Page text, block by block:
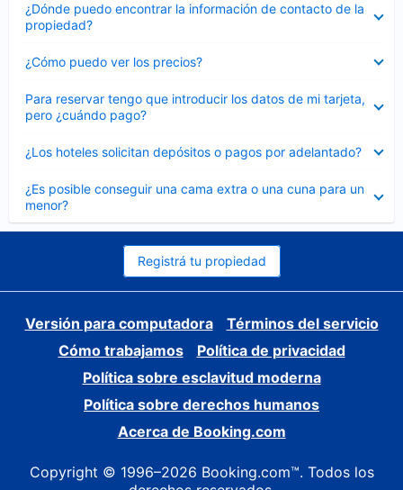
¿Dónde puedo encontrar la información de contacto de la
propiedad?
cerrado
¿Cómo puedo ver los precios?
cerrado
Para reservar tengo que introducir los datos de mi tarjeta,
pero ¿cuándo pago?
cerrado
¿Los hoteles solicitan depósitos o pagos por adelantado?
cerrado
¿Es posible conseguir una cama extra o una cuna para un
menor?
cerrado
Registrá tu propiedad
Versión para computadora
Términos del servicio
Cómo trabajamos
Política de privacidad
Política sobre esclavitud moderna
Política sobre derechos humanos
Acerca de Booking.com
Copyright © 1996–2026 Booking.com™. Todos los